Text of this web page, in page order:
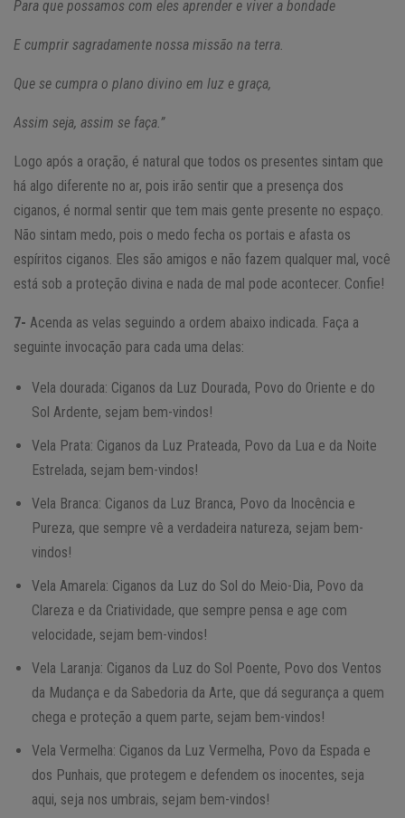
Para que possamos com eles aprender e viver a bondade
E cumprir sagradamente nossa missão na terra.
Que se cumpra o plano divino em luz e graça,
Assim seja, assim se faça.”
Logo após a oração, é natural que todos os presentes sintam que
há algo diferente no ar, pois irão sentir que a presença dos
ciganos, é normal sentir que tem mais gente presente no espaço.
Não sintam medo, pois o medo fecha os portais e afasta os
espíritos ciganos. Eles são amigos e não fazem qualquer mal, você
está sob a proteção divina e nada de mal pode acontecer. Confie!
7- Acenda as velas seguindo a ordem abaixo indicada. Faça a
seguinte invocação para cada uma delas:
Vela dourada: Ciganos da Luz Dourada, Povo do Oriente e do
Sol Ardente, sejam bem-vindos!
Vela Prata: Ciganos da Luz Prateada, Povo da Lua e da Noite
Estrelada, sejam bem-vindos!
Vela Branca: Ciganos da Luz Branca, Povo da Inocência e
Pureza, que sempre vê a verdadeira natureza, sejam bem-
vindos!
Vela Amarela: Ciganos da Luz do Sol do Meio-Dia, Povo da
Clareza e da Criatividade, que sempre pensa e age com
velocidade, sejam bem-vindos!
Vela Laranja: Ciganos da Luz do Sol Poente, Povo dos Ventos
da Mudança e da Sabedoria da Arte, que dá segurança a quem
chega e proteção a quem parte, sejam bem-vindos!
Vela Vermelha: Ciganos da Luz Vermelha, Povo da Espada e
dos Punhais, que protegem e defendem os inocentes, seja
aqui, seja nos umbrais, sejam bem-vindos!